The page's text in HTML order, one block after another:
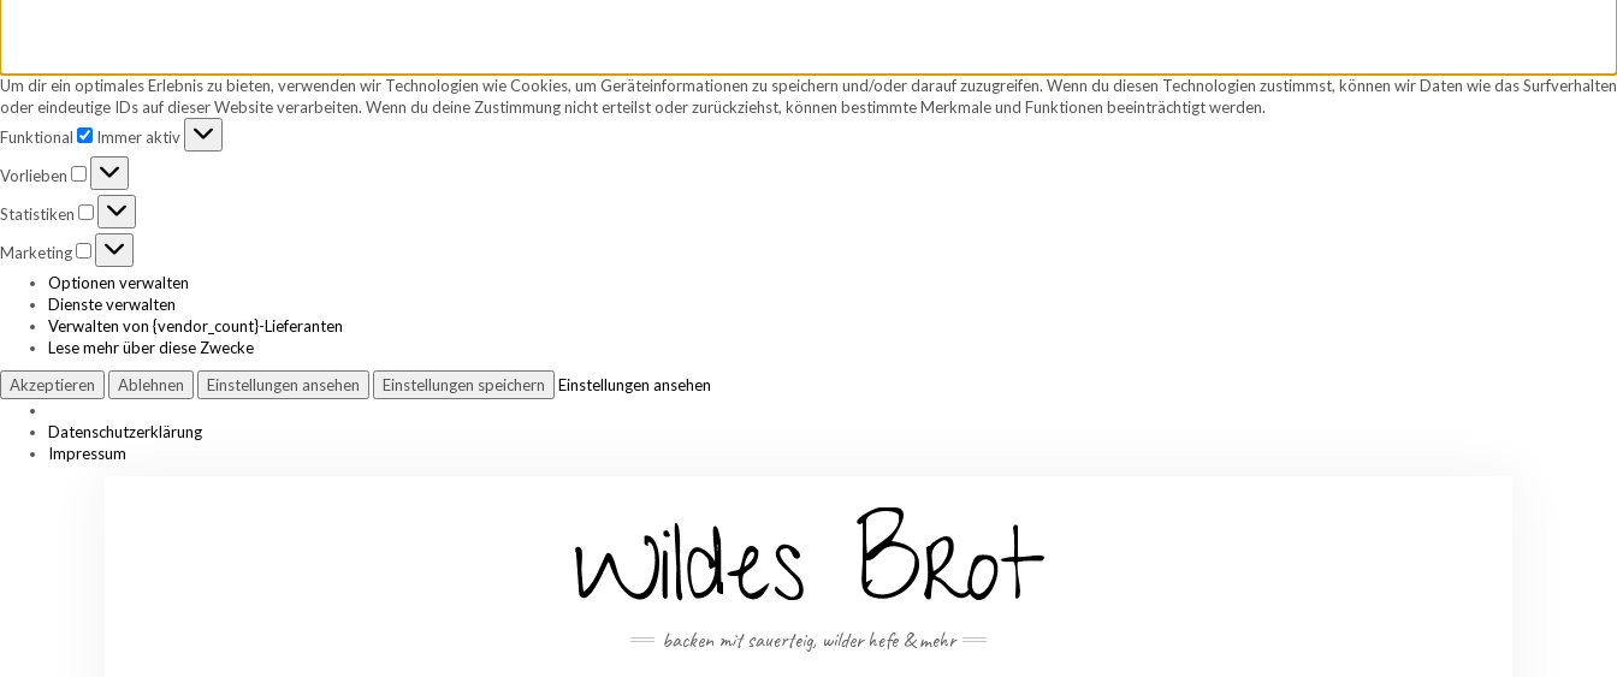
Um dir ein optimales Erlebnis zu bieten, verwenden wir Technologien wie Cookies, um Geräteinformationen zu speichern und/oder darauf zuzugreifen. Wenn du diesen Technologien zustimmst, können wir Daten wie das Surfverhalten
oder eindeutige IDs auf dieser Website verarbeiten. Wenn du deine Zustimmung nicht erteilst oder zurückziehst, können bestimmte Merkmale und Funktionen beeinträchtigt werden.
Funktional
Funktional
Immer aktiv
Vorlieben
Vorlieben
Statistiken Statistiken
Marketing
Marketing
Optionen verwalten
Dienste verwalten
Verwalten von {vendor_count}-Lieferanten
Lese mehr über diese Zwecke
Akzeptieren
Ablehnen Einstellungen ansehen Einstellungen speichern Einstellungen ansehen
Datenschutzerklärung
Impressum
backen mit sauerteig, wilder hefe & mehr